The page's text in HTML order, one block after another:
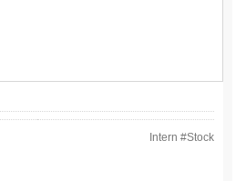
Intern #Stock